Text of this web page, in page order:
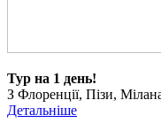
Тур на 1 день!
З Флоренції, Пізи,
Детальніше